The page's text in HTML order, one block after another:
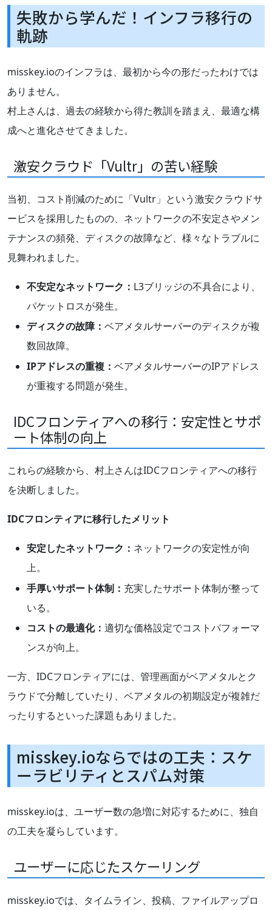
失敗から学んだ！インフラ移行の
軌跡
misskey.ioのインフラは、最初から今の形だったわけでは
ありません。
村上さんは、過去の経験から得た教訓を踏まえ、最適な構
成へと進化させてきました。
激安クラウド「Vultr」の苦い経験
当初、コスト削減のために「Vultr」という激安クラウドサ
ービスを採用したものの、ネットワークの不安定さやメン
テナンスの頻発、ディスクの故障など、様々なトラブルに
見舞われました。
不安定なネットワーク： L3ブリッジの不具合により、
パケットロスが発生。
ディスクの故障： ベアメタルサーバーのディスクが複
数回故障。
IPアドレスの重複： ベアメタルサーバーのIPアドレス
が重複する問題が発生。
IDCフロンティアへの移行：安定性とサポ
ート体制の向上
これらの経験から、村上さんはIDCフロンティアへの移行
を決断しました。
IDCフロンティアに移行したメリット
安定したネットワーク： ネットワークの安定性が向
上。
手厚いサポート体制： 充実したサポート体制が整って
いる。
コストの最適化： 適切な価格設定でコストパフォーマ
ンスが向上。
一方、IDCフロンティアには、管理画面がベアメタルとク
ラウドで分離していたり、ベアメタルの初期設定が複雑だ
ったりするといった課題もありました。
misskey.ioならではの工夫：スケ
ーラビリティとスパム対策
misskey.ioは、ユーザー数の急増に対応するために、独自
の工夫を凝らしています。
ユーザーに応じたスケーリング
misskey.ioでは、タイムライン、投稿、ファイルアップロ